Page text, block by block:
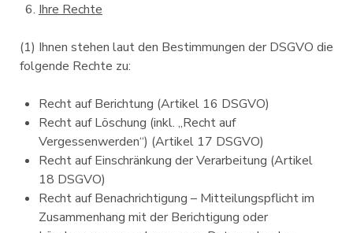
Ihre Rechte
(1) Ihnen stehen laut den Bestimmungen der DSGVO die
folgende Rechte zu:
Recht auf Berichtung (Artikel 16 DSGVO)
Recht auf Löschung (inkl. „Recht auf
Vergessenwerden“) (Artikel 17 DSGVO)
Recht auf Einschränkung der Verarbeitung (Artikel
18 DSGVO)
Recht auf Benachrichtigung – Mitteilungspflicht im
Zusammenhang mit der Berichtigung oder